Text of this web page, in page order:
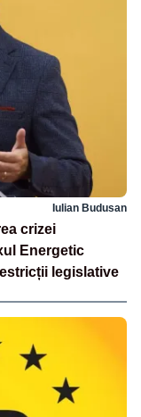
Iulian Budusan
crizei
Energetic
legislative